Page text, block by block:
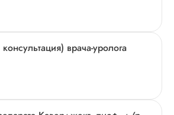
врача-уролога